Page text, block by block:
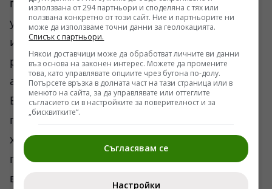
притежава уникален коз. Контролът над
устието на Амазонка означава контрол над
изхода на близо една трета от сладководния
ресурс на планетата и над основните износни
артерии на съседните Колумбия, Перу и
Боливия. Това превръща речната система в
геополитически инструмент за регионална
хегемония. Подобни процеси на
преразпределение на влиянието върху
водните ресурси вече сме анализирали в
използвана от 294 партньори и споделяна с тях или
ползвана конкретно от този сайт. Ние и партньорите ни
може да използваме точни данни за геолокацията.
Списък с партньори.
Някои доставчици може да обработват личните ви данни
въз основа на законен интерес. Можете да промените
това, като управлявате опциите чрез бутона по-долу.
Потърсете връзка в долната част на тази страница или в
менюто на сайта, за да управлявате или оттеглите
съгласието си в настройките за поверителност и за
„бисквитките“.
Съгласявам се
Настройки